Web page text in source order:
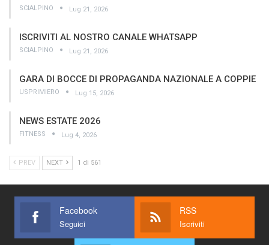
SCIALPINO Lug 21, 2026
ISCRIVITI AL NOSTRO CANALE WHATSAPP
SCIALPINO Lug 21, 2026
GARA DI BOCCE DI PROPAGANDA NAZIONALE A COPPIE
USPRIMIERO Lug 15, 2026
NEWS ESTATE 2026
FITNESS Lug 4, 2026
PREV NEXT 1 di 561
Facebook
Seguici
RSS
Iscriviti